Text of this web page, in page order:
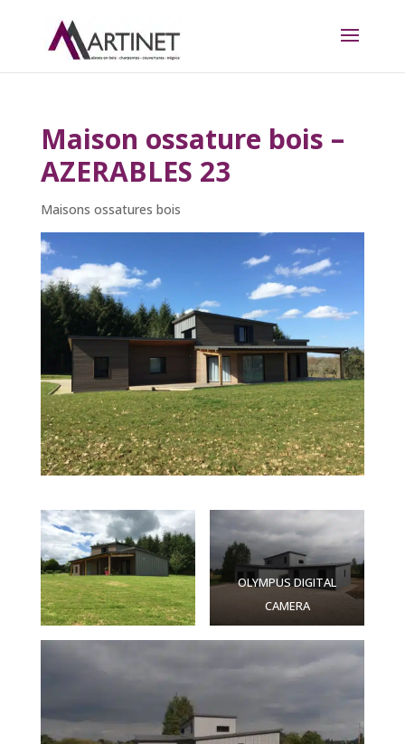
Maison ossature bois –
AZERABLES 23
Maisons ossatures bois
OLYMPUS DIGITAL
CAMERA